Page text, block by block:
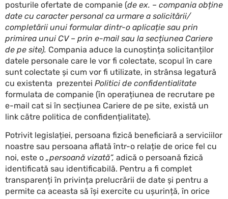
posturile ofertate de companie (de ex. – compania obține
date cu caracter personal ca urmare a solicitării/
completării unui formular dintr-o aplicație sau prin
primirea unui CV – prin e-mail sau la secțiunea Cariere
de pe site). Compania aduce la cunoștința solicitanților
datele personale care le vor fi colectate, scopul în care
sunt colectate și cum vor fi utilizate, in strânsa legatură
cu existenta prezentei Politici de confidentialitate
formulata de companie (în operațiunea de recrutare pe
e-mail cat si în secțiunea Cariere de pe site, există un
link către politica de confidențialitate).
Potrivit legislației, persoana fizică beneficiară a serviciilor
noastre sau persoana aflată într-o relație de orice fel cu
noi, este o „persoană vizată”, adică o persoană fizică
identificată sau identificabilă. Pentru a fi complet
transparenți în privința prelucrării de date și pentru a
permite ca aceasta să își exercite cu ușurință, în orice